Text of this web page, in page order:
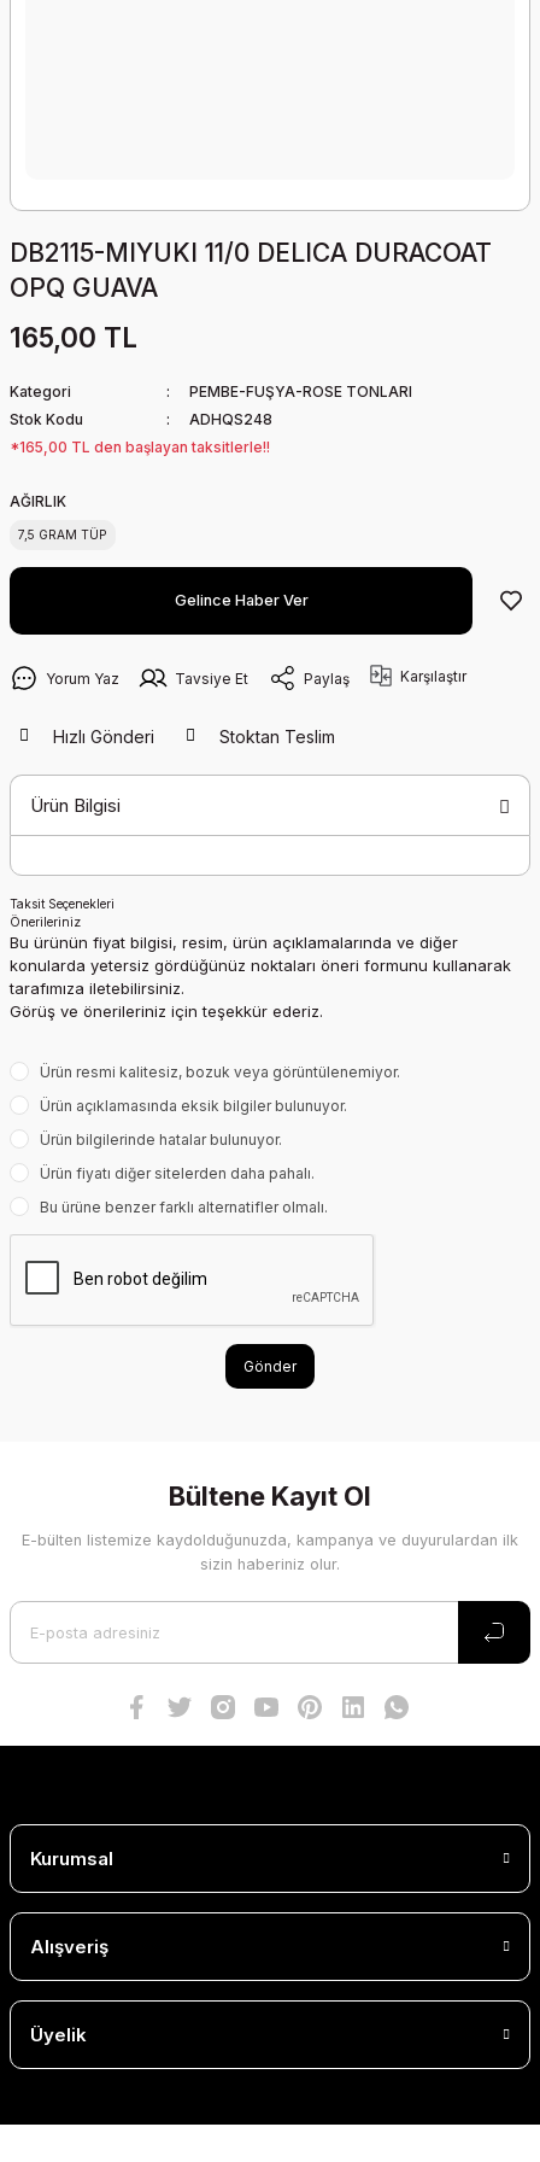
DB2115-MIYUKI 11/0 DELICA DURACOAT
OPQ GUAVA
165,00 TL
Kategori
PEMBE-FUŞYA-ROSE TONLARI
Stok Kodu
ADHQS248
*165,00 TL den başlayan taksitlerle!!
AĞIRLIK
7,5 GRAM TÜP
Gelince Haber Ver
Yorum Yaz Tavsiye Et Paylaş Karşılaştır
Hızlı Gönderi Stoktan Teslim
Ürün Bilgisi
Taksit Seçenekleri
Önerileriniz
Bu ürünün fiyat bilgisi, resim, ürün açıklamalarında ve diğer
konularda yetersiz gördüğünüz noktaları öneri formunu kullanarak
tarafımıza iletebilirsiniz.
Görüş ve önerileriniz için teşekkür ederiz.
Ürün resmi kalitesiz, bozuk veya görüntülenemiyor.
Ürün açıklamasında eksik bilgiler bulunuyor.
Ürün bilgilerinde hatalar bulunuyor.
Ürün fiyatı diğer sitelerden daha pahalı.
Bu ürüne benzer farklı alternatifler olmalı.
Gönder
Bültene Kayıt Ol
E-bülten listemize kaydolduğunuzda, kampanya ve duyurulardan ilk
sizin haberiniz olur.
Kurumsal
Alışveriş
Üyelik